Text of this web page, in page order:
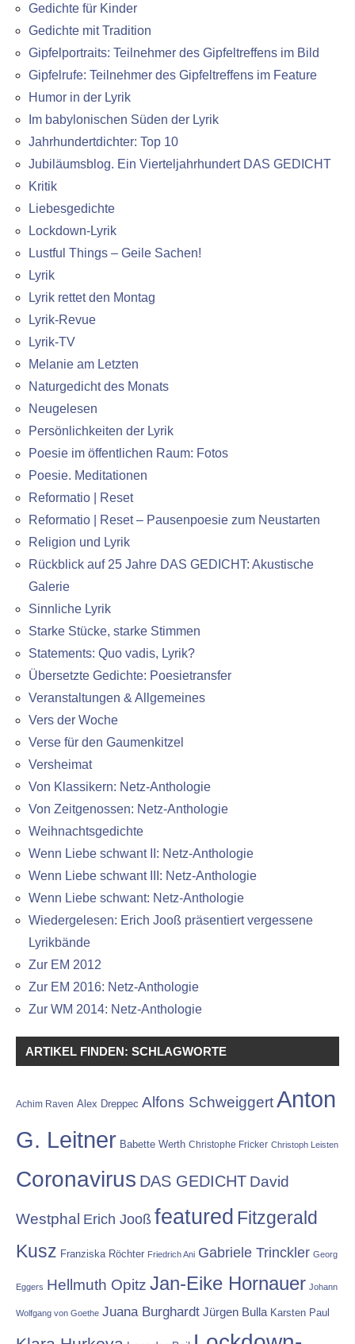
Gedichte für Kinder
Gedichte mit Tradition
Gipfelportraits: Teilnehmer des Gipfeltreffens im Bild
Gipfelrufe: Teilnehmer des Gipfeltreffens im Feature
Humor in der Lyrik
Im babylonischen Süden der Lyrik
Jahrhundertdichter: Top 10
Jubiläumsblog. Ein Vierteljahrhundert DAS GEDICHT
Kritik
Liebesgedichte
Lockdown-Lyrik
Lustful Things – Geile Sachen!
Lyrik
Lyrik rettet den Montag
Lyrik-Revue
Lyrik-TV
Melanie am Letzten
Naturgedicht des Monats
Neugelesen
Persönlichkeiten der Lyrik
Poesie im öffentlichen Raum: Fotos
Poesie. Meditationen
Reformatio | Reset
Reformatio | Reset – Pausenpoesie zum Neustarten
Religion und Lyrik
Rückblick auf 25 Jahre DAS GEDICHT: Akustische
Galerie
Sinnliche Lyrik
Starke Stücke, starke Stimmen
Statements: Quo vadis, Lyrik?
Übersetzte Gedichte: Poesietransfer
Veranstaltungen & Allgemeines
Vers der Woche
Verse für den Gaumenkitzel
Versheimat
Von Klassikern: Netz-Anthologie
Von Zeitgenossen: Netz-Anthologie
Weihnachtsgedichte
Wenn Liebe schwant II: Netz-Anthologie
Wenn Liebe schwant III: Netz-Anthologie
Wenn Liebe schwant: Netz-Anthologie
Wiedergelesen: Erich Jooß präsentiert vergessene
Lyrikbände
Zur EM 2012
Zur EM 2016: Netz-Anthologie
Zur WM 2014: Netz-Anthologie
ARTIKEL FINDEN: SCHLAGWORTE
Achim Raven Alex Dreppec Alfons SchweiggertAnton
G. Leitner Babette Werth Christophe Fricker Christoph Leisten
Coronavirus DAS GEDICHT David
Westphal Erich Jooß featured Fitzgerald
Kusz Franziska Röchter Friedrich Ani Gabriele Trinckler Georg
Eggers Hellmuth Opitz Jan-Eike Hornauer Johann
Wolfgang von Goethe Juana Burghardt Jürgen Bulla Karsten Paul